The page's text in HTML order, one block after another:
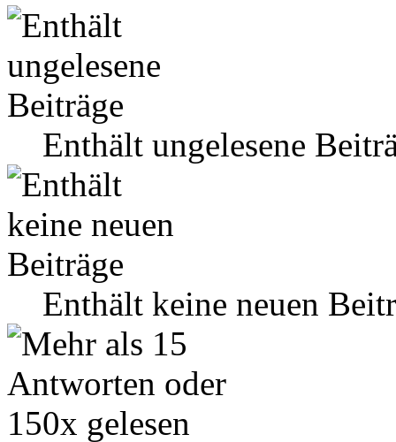
Enthält ungelesene
Enthält keine neuen